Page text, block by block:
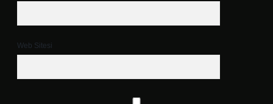
Web Sitesi